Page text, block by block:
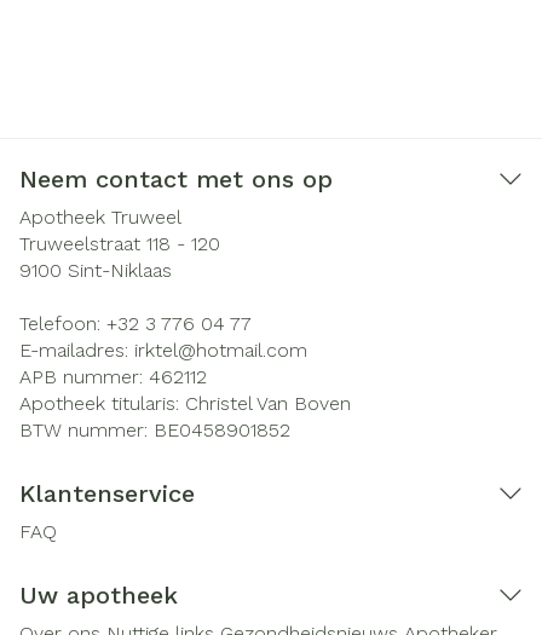
Neem contact met ons op
Apotheek Truweel
Truweelstraat 118 - 120
9100 Sint-Niklaas
Telefoon: +32 3 776 04 77
E-mailadres: irktel@hotmail.com
APB nummer: 462112
Apotheek titularis: Christel Van Boven
BTW nummer: BE0458901852
Klantenservice
FAQ
Uw apotheek